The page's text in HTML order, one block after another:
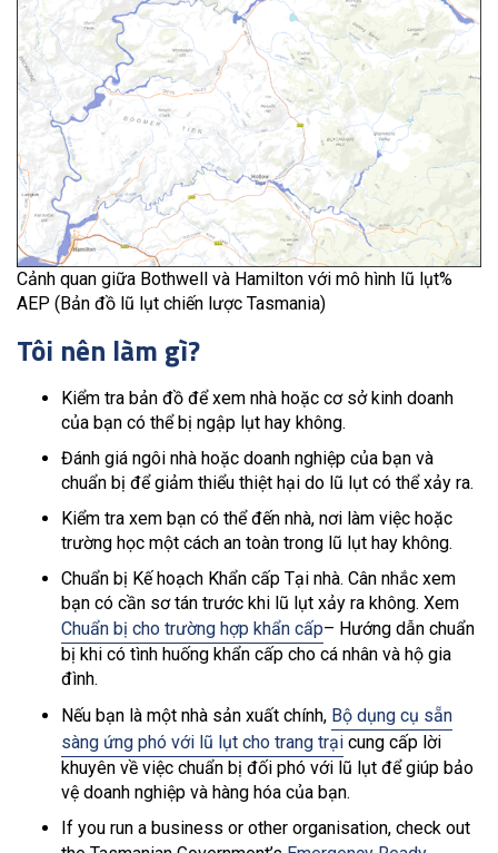
Cảnh quan giữa Bothwell và Hamilton với mô hình lũ lụt%
AEP (Bản đồ lũ lụt chiến lược Tasmania)
Tôi nên làm gì?
Kiểm tra bản đồ để xem nhà hoặc cơ sở kinh doanh
của bạn có thể bị ngập lụt hay không.
Đánh giá ngôi nhà hoặc doanh nghiệp của bạn và
chuẩn bị để giảm thiểu thiệt hại do lũ lụt có thể xảy ra.
Kiểm tra xem bạn có thể đến nhà, nơi làm việc hoặc
trường học một cách an toàn trong lũ lụt hay không.
Chuẩn bị Kế hoạch Khẩn cấp Tại nhà. Cân nhắc xem
bạn có cần sơ tán trước khi lũ lụt xảy ra không. Xem
Chuẩn bị cho trường hợp khẩn cấp– Hướng dẫn chuẩn
bị khi có tình huống khẩn cấp cho cá nhân và hộ gia
đình.
Nếu bạn là một nhà sản xuất chính, Bộ dụng cụ sẵn
sàng ứng phó với lũ lụt cho trang trại cung cấp lời
khuyên về việc chuẩn bị đối phó với lũ lụt để giúp bảo
vệ doanh nghiệp và hàng hóa của bạn.
If you run a business or other organisation, check out